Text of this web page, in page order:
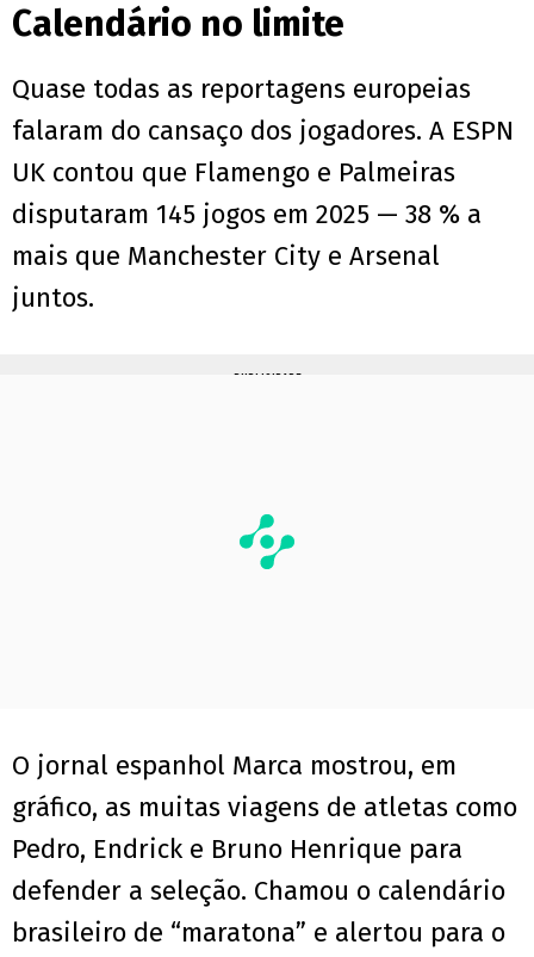
Calendário no limite
Quase todas as reportagens europeias
falaram do cansaço dos jogadores. A ESPN
UK contou que Flamengo e Palmeiras
disputaram 145 jogos em 2025 — 38 % a
mais que Manchester City e Arsenal
juntos.
PUBLICIDADE
O jornal espanhol Marca mostrou, em
gráfico, as muitas viagens de atletas como
Pedro, Endrick e Bruno Henrique para
defender a seleção. Chamou o calendário
brasileiro de “maratona” e alertou para o